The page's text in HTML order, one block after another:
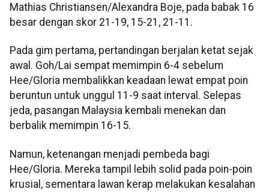
Mathias Christiansen/Alexandra Boje, pada babak 16
besar dengan skor 21-19, 15-21, 21-11.
Pada gim pertama, pertandingan berjalan ketat sejak
awal. Goh/Lai sempat memimpin 6-4 sebelum
Hee/Gloria membalikkan keadaan lewat empat poin
beruntun untuk unggul 11-9 saat interval. Selepas
jeda, pasangan Malaysia kembali menekan dan
berbalik memimpin 16-15.
Namun, ketenangan menjadi pembeda bagi
Hee/Gloria. Mereka tampil lebih solid pada poin-poin
krusial, sementara lawan kerap melakukan kesalahan